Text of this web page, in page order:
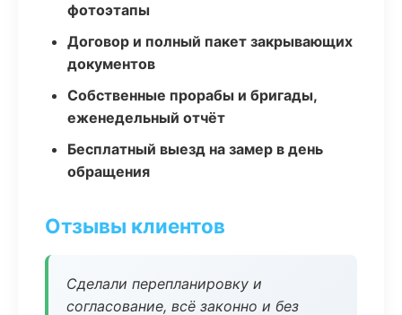
фотоэтапы
Договор и полный пакет закрывающих
документов
Собственные прорабы и бригады,
еженедельный отчёт
Бесплатный выезд на замер в день
обращения
Отзывы клиентов
Сделали перепланировку и
согласование, всё законно и без